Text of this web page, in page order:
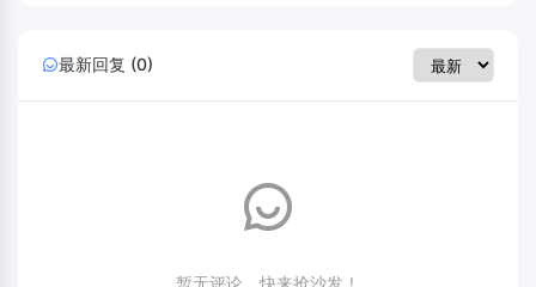
最新回复 (0)
暂无评论，快来抢沙发！